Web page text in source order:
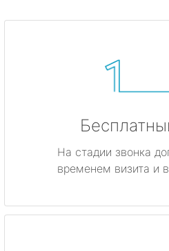
На стадии звонка
временем визита и